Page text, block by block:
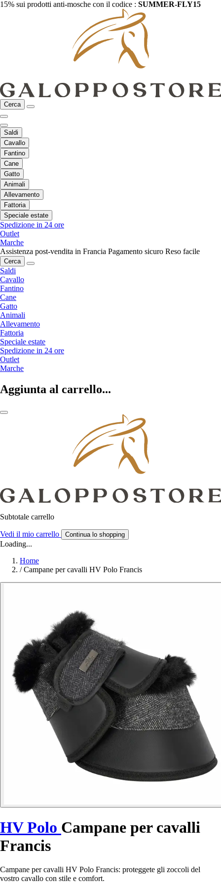
15% sui prodotti anti-mosche con il codice : SUMMER-FLY15
Cerca
Saldi
Cavallo
Fantino
Cane
Gatto
Animali
Allevamento
Fattoria
Speciale estate
Spedizione in 24 ore
Outlet
Marche
Assistenza post-vendita in Francia Pagamento sicuro Reso facile
Cerca
Saldi
Cavallo
Fantino
Cane
Gatto
Animali
Allevamento
Fattoria
Speciale estate
Spedizione in 24 ore
Outlet
Marche
Aggiunta al carrello...
Subtotale carrello
Vedi il mio carrello Continua lo shopping
Loading...
Home
/ Campane per cavalli HV Polo Francis
HV Polo Campane per cavalli
Francis
Campane per cavalli HV Polo Francis: proteggete gli zoccoli del
vostro cavallo con stile e comfort.